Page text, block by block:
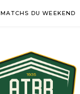
MATCHS DU WEEKEND